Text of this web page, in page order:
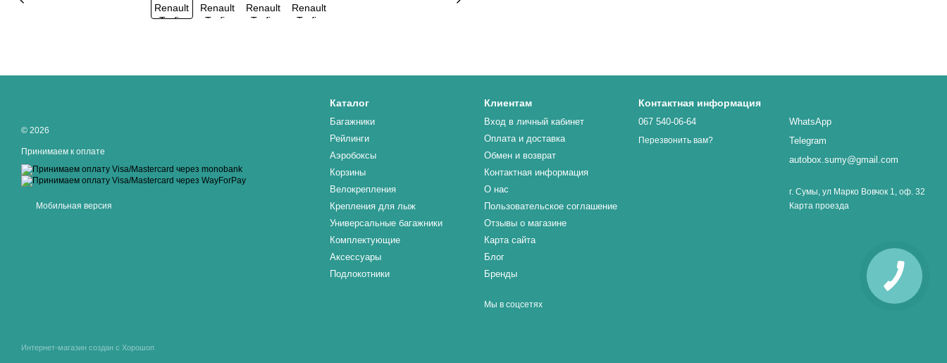
© 2026
Принимаем к оплате
Мобильная версия
Интернет-магазин создан с Хорошоп
Каталог
Багажники
Рейлинги
Аэробоксы
Корзины
Велокрепления
Крепления для лыж
Универсальные багажники
Комплектующие
Аксессуары
Подлокотники
Клиентам
Вход в личный кабинет
Оплата и доставка
Обмен и возврат
Контактная информация
О нас
Пользовательское соглашение
Отзывы о магазине
Карта сайта
Блог
Бренды
Мы в соцсетях
Контактная информация
067 540-06-64
Перезвонить вам?
WhatsApp
Telegram
autobox.sumy@gmail.com
г. Сумы, ул Марко Вовчок 1, оф. 32
Карта проезда